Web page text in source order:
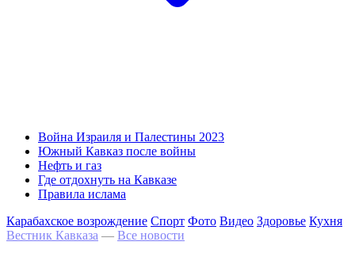
Война Израиля и Палестины 2023
Южный Кавказ после войны
Нефть и газ
Где отдохнуть на Кавказе
Правила ислама
Карабахское возрождение Спорт Фото Видео Здоровье Кухня
Вестник Кавказа — Все новости